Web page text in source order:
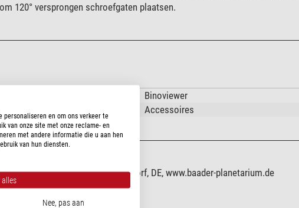
120° versprongen schroefgaten plaatsen.
Binoviewer
Accessoires
Zur Sternwarte, 82291 Mammendorf, DE, www.baader-planetarium.de
personaliseren en om ons verkeer te
van onze site met onze reclame- en
met andere informatie die u aan hen
van hun diensten.
alles
Nee, pas aan